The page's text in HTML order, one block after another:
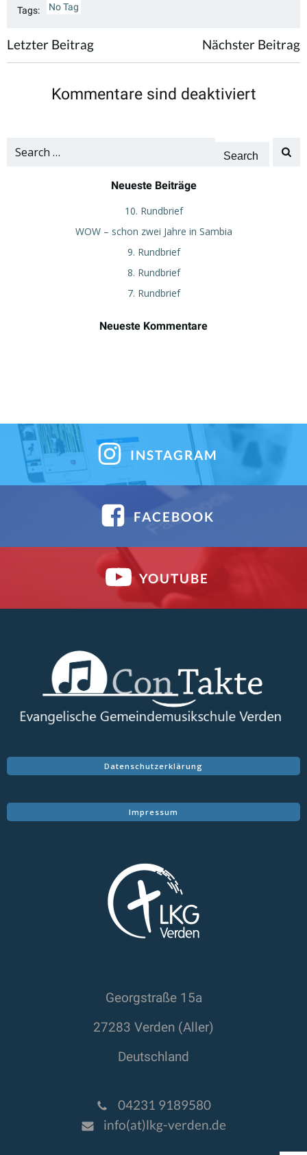
Tags: No Tag
Post
navigation
Letzter Beitrag
Post
navigation
Nächster Beitrag
Kommentare sind deaktiviert
Search
Neueste Beiträge
10. Rundbrief
WOW – schon zwei Jahre in Sambia
9. Rundbrief
8. Rundbrief
7. Rundbrief
Neueste Kommentare
INSTAGRAM
FACEBOOK
YOUTUBE
Georgstraße 15a
27283 Verden (Aller)
Deutschland
04231 9189580
info(at)lkg-verden.de
Datenschutzerklärung
Impressum